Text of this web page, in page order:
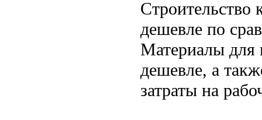
Строительство
дешевле по
Материалы для
дешевле, а
затраты на